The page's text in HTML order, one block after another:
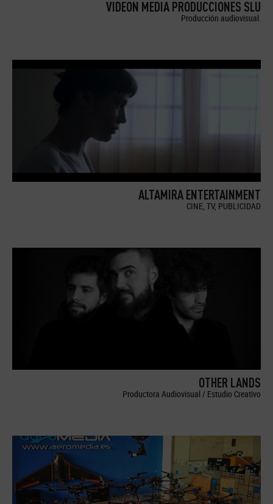
VIDEON MEDIA PRODUCCIONES SLU
Producción audiovisual.
ALTAMIRA ENTERTAINMENT
CINE, TV, PUBLICIDAD
OTHER LANDS
Productora Audiovisual / Estudio Creativo